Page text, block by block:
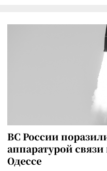
ВС России
аппаратурой
Одессе